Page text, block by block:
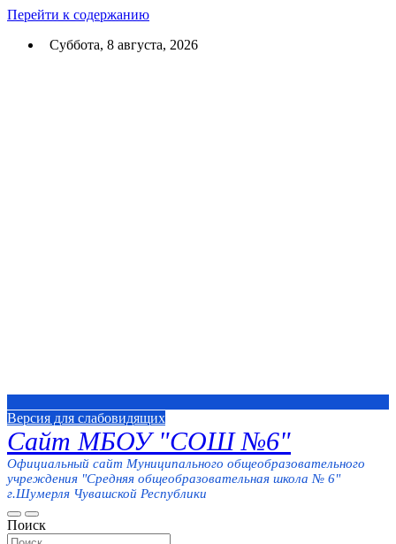
Перейти к содержанию
Суббота, 8 августа, 2026
Версия для слабовидящих
Сайт МБОУ "СОШ №6"
Официальный сайт Муниципального общеобразовательного
учреждения "Средняя общеобразовательная школа № 6"
г.Шумерля Чувашской Республики
Поиск